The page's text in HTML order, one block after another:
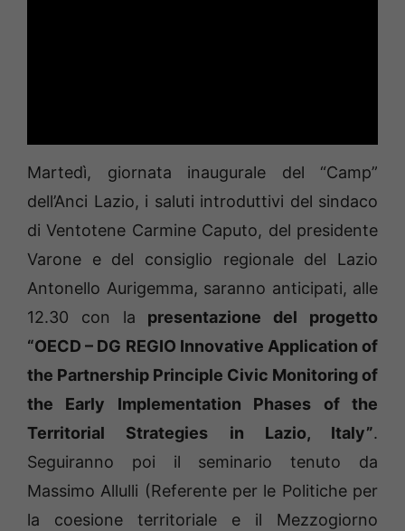
Martedì, giornata inaugurale del “Camp”
dell’Anci Lazio, i saluti introduttivi del sindaco
di Ventotene Carmine Caputo, del presidente
Varone e del consiglio regionale del Lazio
Antonello Aurigemma, saranno anticipati, alle
12.30 con la presentazione del progetto
“OECD – DG REGIO Innovative Application of
the Partnership Principle Civic Monitoring of
the Early Implementation Phases of the
Territorial Strategies in Lazio, Italy”.
Seguiranno poi il seminario tenuto da
Massimo Allulli (Referente per le Politiche per
la coesione territoriale e il Mezzogiorno